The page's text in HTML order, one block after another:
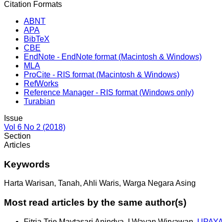
Citation Formats
ABNT
APA
BibTeX
CBE
EndNote - EndNote format (Macintosh & Windows)
MLA
ProCite - RIS format (Macintosh & Windows)
RefWorks
Reference Manager - RIS format (Windows only)
Turabian
Issue
Vol 6 No 2 (2018)
Section
Articles
Keywords
Harta Warisan, Tanah, Ahli Waris, Warga Negara Asing
Most read articles by the same author(s)